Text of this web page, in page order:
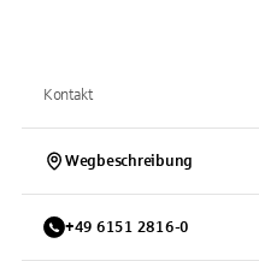
Kontakt
Wegbeschreibung
+49 6151 2816-0